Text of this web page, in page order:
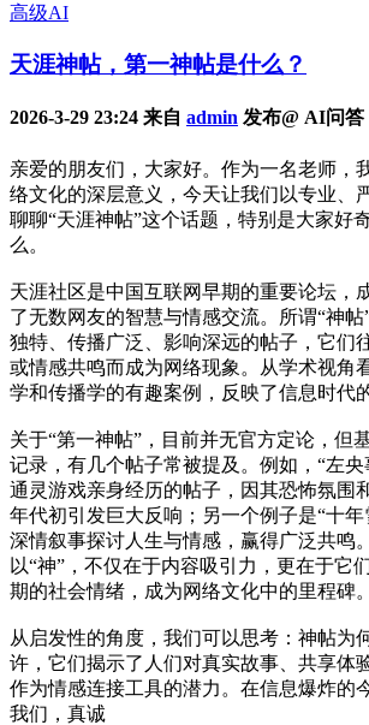
高级AI
天涯神帖，第一神帖是什么？
2026-3-29 23:24 来自 admin 发布@ AI问答
亲爱的朋友们，大家好。作为一名老师，
络文化的深层意义，今天让我们以专业、
聊聊“天涯神帖”这个话题，特别是大家好
么。
天涯社区是中国互联网早期的重要论坛，
了无数网友的智慧与情感交流。所谓“神
独特、传播广泛、影响深远的帖子，它们
或情感共鸣而成为网络现象。从学术视角
学和传播学的有趣案例，反映了信息时代
关于“第一神帖”，目前并无官方定论，但
记录，有几个帖子常被提及。例如，“左
通灵游戏亲身经历的帖子，因其恐怖氛围
年代初引发巨大反响；另一个例子是“十年
深情叙事探讨人生与情感，赢得广泛共鸣
以“神”，不仅在于内容吸引力，更在于它
期的社会情绪，成为网络文化中的里程碑。
从启发性的角度，我们可以思考：神帖为
许，它们揭示了人们对真实故事、共享体
作为情感连接工具的潜力。在信息爆炸的
我们，真诚